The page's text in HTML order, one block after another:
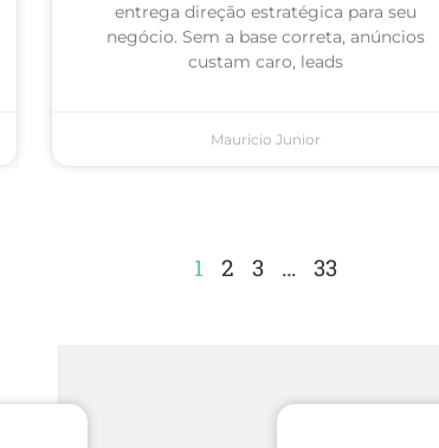
entrega direção estratégica para seu
negócio. Sem a base correta, anúncios
custam caro, leads
Mauricio Junior
1 2 3 … 33